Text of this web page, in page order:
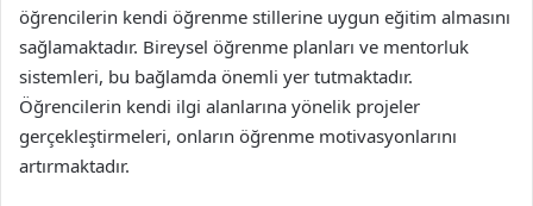
öğrencilerin kendi öğrenme stillerine uygun eğitim almasını
sağlamaktadır. Bireysel öğrenme planları ve mentorluk
sistemleri, bu bağlamda önemli yer tutmaktadır.
Öğrencilerin kendi ilgi alanlarına yönelik projeler
gerçekleştirmeleri, onların öğrenme motivasyonlarını
artırmaktadır.